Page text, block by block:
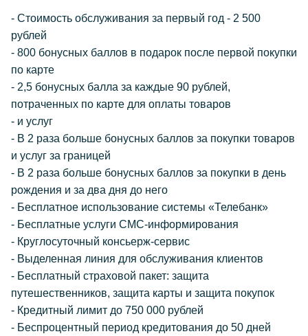
- Стоимость обслуживания за первый год - 2 500
рублей
- 800 бонусных баллов в подарок после первой покупки
по карте
- 2,5 бонусных балла за каждые 90 рублей,
потраченных по карте для оплаты товаров
- и услуг
- В 2 раза больше бонусных баллов за покупки товаров
и услуг за границей
- В 2 раза больше бонусных баллов за покупки в день
рождения и за два дня до него
- Бесплатное использование системы «Телебанк»
- Бесплатные услуги СМС-информирования
- Круглосуточный консьерж-сервис
- Выделенная линия для обслуживания клиентов
- Бесплатный страховой пакет: защита
путешественников, защита карты и защита покупок
- Кредитный лимит до 750 000 рублей
- Беспроцентный период кредитования до 50 дней